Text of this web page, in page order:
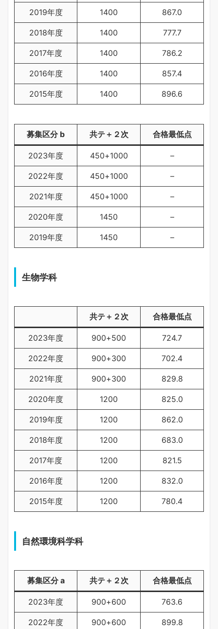
2019年度 1400 867.0
2018年度 1400 777.7
2017年度 1400 786.2
2016年度 1400 857.4
2015年度 1400 896.6
募集区分 b 共テ＋２次 合格最低点
2023年度 450+1000 –
2022年度 450+1000 –
2021年度 450+1000 –
2020年度 1450 –
2019年度 1450 –
生物学科
共テ＋２次 合格最低点
2023年度 900+500 724.7
2022年度 900+300 702.4
2021年度 900+300 829.8
2020年度 1200 825.0
2019年度 1200 862.0
2018年度 1200 683.0
2017年度 1200 821.5
2016年度 1200 832.0
2015年度 1200 780.4
自然環境科学科
募集区分 a 共テ＋２次 合格最低点
2023年度 900+600 763.6
2022年度 900+600 899.8